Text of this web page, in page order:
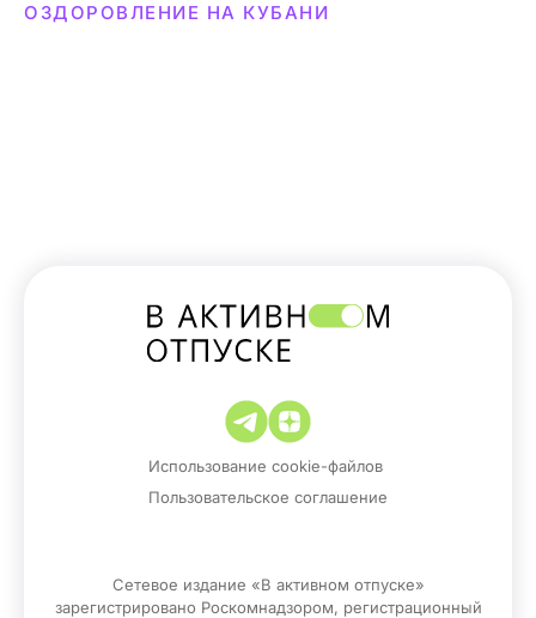
ОЗДОРОВЛЕНИЕ НА КУБАНИ
Использование cookie-файлов
Пользовательское соглашение
Сетевое издание «В активном отпуске»
зарегистрировано Роскомнадзором, регистрационный